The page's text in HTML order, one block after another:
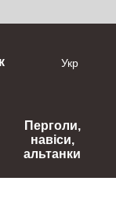
Укр
Перголи,
навіси,
альтанки